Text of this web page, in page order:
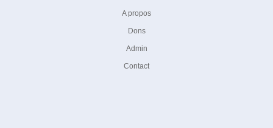
A propos
Dons
Admin
Contact